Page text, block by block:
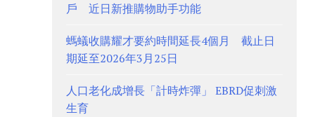
戶 近日新推購物助手功能
螞蟻收購耀才要約時間延長4個月 截止日
期延至2026年3月25日
人口老化成增長「計時炸彈」 EBRD促刺激
生育